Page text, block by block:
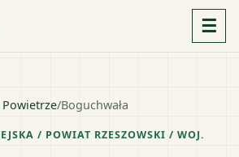
☰
Powietrze/Boguchwała
/ POWIAT RZESZOWSKI / WOJ.